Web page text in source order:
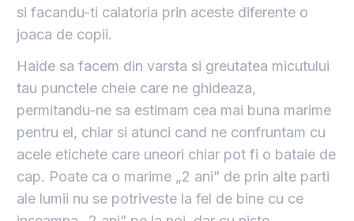
si facandu-ti calatoria prin aceste diferente o
joaca de copii.
Haide sa facem din varsta si greutatea micutului
tau punctele cheie care ne ghideaza,
permitandu-ne sa estimam cea mai buna marime
pentru el, chiar si atunci cand ne confruntam cu
acele etichete care uneori chiar pot fi o bataie de
cap. Poate ca o marime „2 ani” de prin alte parti
ale lumii nu se potriveste la fel de bine cu ce